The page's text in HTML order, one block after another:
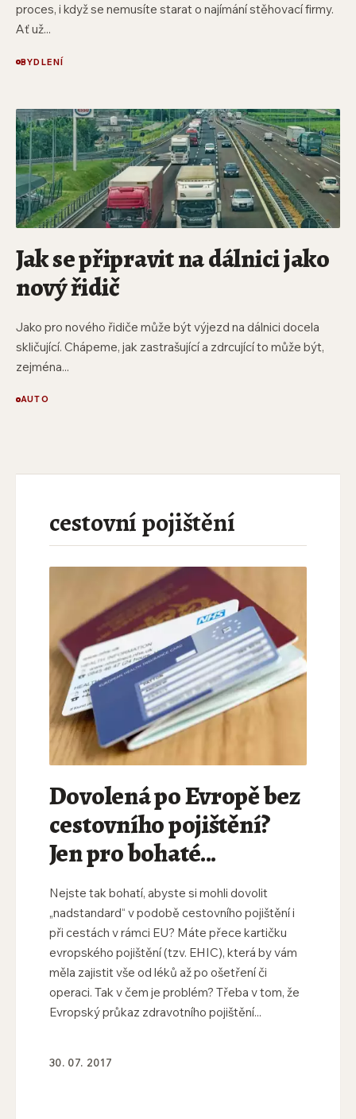
proces, i když se nemusíte starat o najímání stěhovací firmy.
Ať už...
BYDLENÍ
Jak se připravit na dálnici jako
nový řidič
Jako pro nového řidiče může být výjezd na dálnici docela
skličující. Chápeme, jak zastrašující a zdrcující to může být,
zejména...
AUTO
cestovní pojištění
Dovolená po Evropě bez
cestovního pojištění?
Jen pro bohaté...
Nejste tak bohatí, abyste si mohli dovolit
„nadstandard“ v podobě cestovního pojištění i
při cestách v rámci EU? Máte přece kartičku
evropského pojištění (tzv. EHIC), která by vám
měla zajistit vše od léků až po ošetření či
operaci. Tak v čem je problém? Třeba v tom, že
Evropský průkaz zdravotního pojištění...
30. 07. 2017